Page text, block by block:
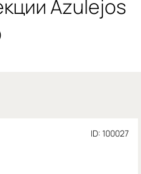
Azulejos
ID: 100027